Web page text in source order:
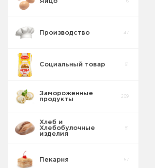
Изделия
Торты
Вафельные
изделия
Шоколадные
6
Производство 47
Социальный товар 61
Замороженные
продукты
269
Хлеб и
Хлебобулочные
изделия
81
Пекарня 57